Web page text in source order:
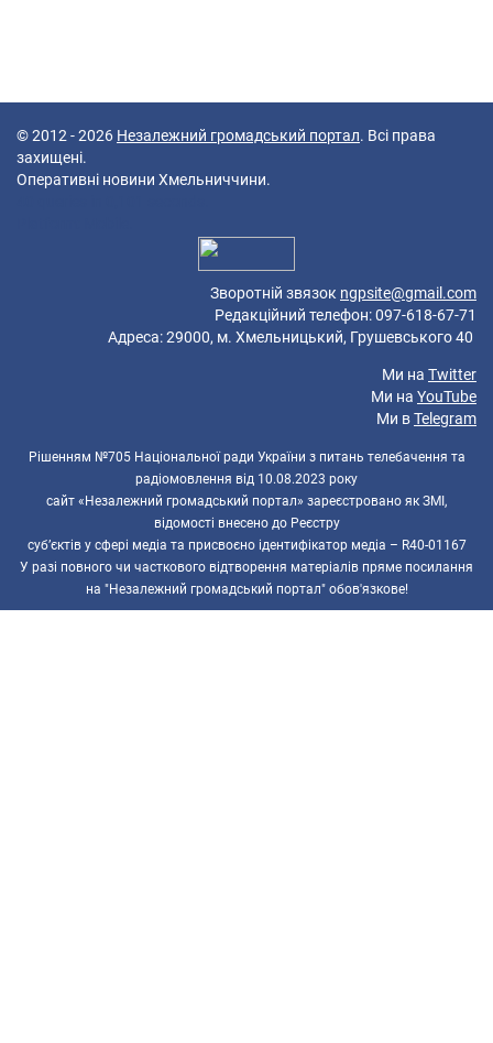
© 2012 - 2026 Незалежний громадський портал. Всі права
захищені.
Оперативні новини Хмельниччини.
Зворотній звязок ngpsite@gmail.com
Редакційний телефон: 097-618-67-71
Адреса: 29000, м. Хмельницький, Грушевського 40
Ми на Twitter
Ми на YouTube
Ми вTelegram
Рішенням №705 Національної ради України з питань телебачення та
радіомовлення від 10.08.2023 року
сайт «Незалежний громадський портал» зареєстровано як ЗМІ,
відомості внесено до Реєстру
суб’єктів у сфері медіа та присвоєно ідентифікатор медіа – R40-01167
У разі повного чи часткового відтворення матеріалів пряме посилання
на "Незалежний громадський портал" обов'язкове!